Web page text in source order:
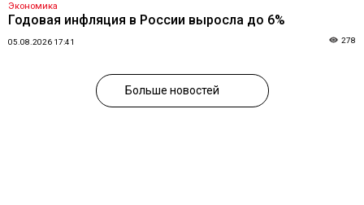
Экономика
Годовая инфляция в России выросла до 6%
05.08.2026 17:41 278
Больше новостей